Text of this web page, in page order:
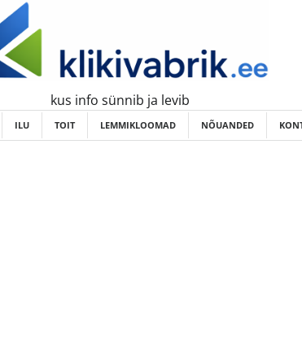
kus info sünnib ja levib
ILU TOIT LEMMIKLOOMAD NÕUANDED